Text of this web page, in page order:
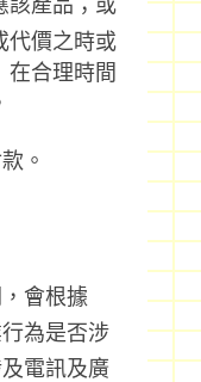
該產品；或
代價之時或
在合理時間
。
會根據
為是否涉
電訊及廣